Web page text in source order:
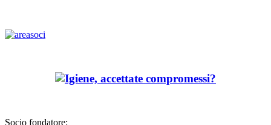
Socio fondatore: